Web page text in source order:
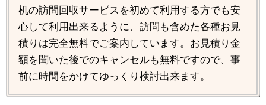
机の訪問回収サービスを初めて利用する方でも安
心して利用出来るように、訪問も含めた各種お見
積りは完全無料でご案内しています。お見積り金
額を聞いた後でのキャンセルも無料ですので、事
前に時間をかけてゆっくり検討出来ます。